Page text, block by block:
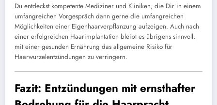
Du entdeckst kompetente Mediziner und Kliniken, die Dir in einem
umfangreichen Vorgespräch dann gerne die umfangreichen
Möglichkeiten einer Eigenhaarverpflanzung aufzeigen. Auch nach
einer erfolgreichen Haarimplantation bleibt es übrigens sinnvoll,
mit einer gesunden Ernährung das allgemeine Risiko für
Haarwurzelentzündungen zu verringern.
Fazit: Entzündungen mit ernsthafter